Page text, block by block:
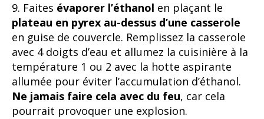
9. Faites évaporer l’éthanol en plaçant le
plateau en pyrex au-dessus d’une casserole
en guise de couvercle. Remplissez la casserole
avec 4 doigts d’eau et allumez la cuisinière à la
température 1 ou 2 avec la hotte aspirante
allumée pour éviter l’accumulation d’éthanol.
Ne jamais faire cela avec du feu, car cela
pourrait provoquer une explosion.